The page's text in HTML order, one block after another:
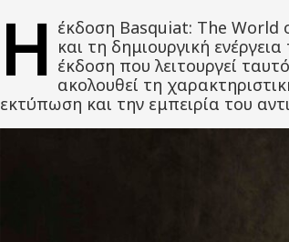
Η έκδοση Basquiat: The World
και τη δημιουργική
έκδοση που λειτουργεί
ακολουθεί τη
εκτύπωση και την εμπειρία του